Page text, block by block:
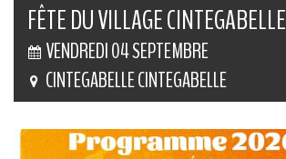
FÊTE DU VILLAGE CINTEGABELLE
VENDREDI 04 SEPTEMBRE
CINTEGABELLE CINTEGABELLE